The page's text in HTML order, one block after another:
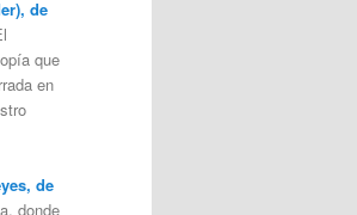
de
que
en
de
donde